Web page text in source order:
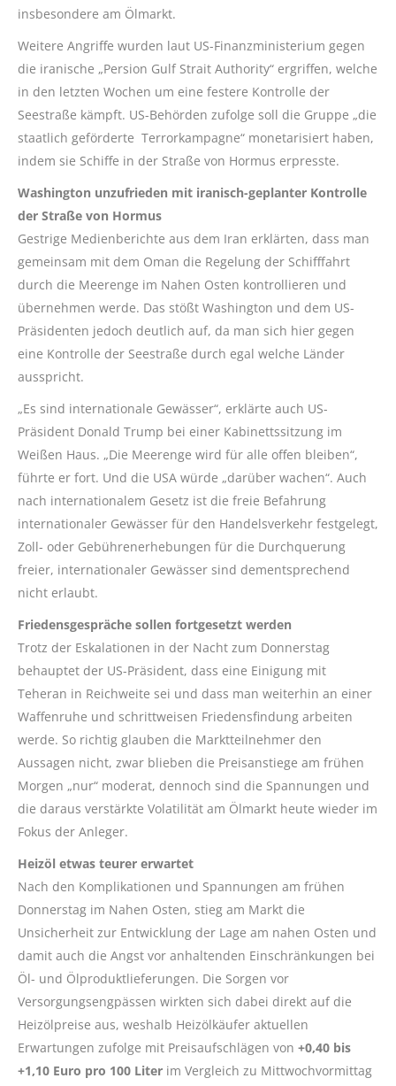
insbesondere am Ölmarkt.
Weitere Angriffe wurden laut US-Finanzministerium gegen
die iranische „Persion Gulf Strait Authority“ ergriffen, welche
in den letzten Wochen um eine festere Kontrolle der
Seestraße kämpft. US-Behörden zufolge soll die Gruppe „die
staatlich geförderte Terrorkampagne“ monetarisiert haben,
indem sie Schiffe in der Straße von Hormus erpresste.
Washington unzufrieden mit iranisch-geplanter Kontrolle
der Straße von Hormus
Gestrige Medienberichte aus dem Iran erklärten, dass man
gemeinsam mit dem Oman die Regelung der Schifffahrt
durch die Meerenge im Nahen Osten kontrollieren und
übernehmen werde. Das stößt Washington und dem US-
Präsidenten jedoch deutlich auf, da man sich hier gegen
eine Kontrolle der Seestraße durch egal welche Länder
ausspricht.
„Es sind internationale Gewässer“, erklärte auch US-
Präsident Donald Trump bei einer Kabinettssitzung im
Weißen Haus. „Die Meerenge wird für alle offen bleiben“,
führte er fort. Und die USA würde „darüber wachen“. Auch
nach internationalem Gesetz ist die freie Befahrung
internationaler Gewässer für den Handelsverkehr festgelegt,
Zoll- oder Gebührenerhebungen für die Durchquerung
freier, internationaler Gewässer sind dementsprechend
nicht erlaubt.
Friedensgespräche sollen fortgesetzt werden
Trotz der Eskalationen in der Nacht zum Donnerstag
behauptet der US-Präsident, dass eine Einigung mit
Teheran in Reichweite sei und dass man weiterhin an einer
Waffenruhe und schrittweisen Friedensfindung arbeiten
werde. So richtig glauben die Marktteilnehmer den
Aussagen nicht, zwar blieben die Preisanstiege am frühen
Morgen „nur“ moderat, dennoch sind die Spannungen und
die daraus verstärkte Volatilität am Ölmarkt heute wieder im
Fokus der Anleger.
Heizöl etwas teurer erwartet
Nach den Komplikationen und Spannungen am frühen
Donnerstag im Nahen Osten, stieg am Markt die
Unsicherheit zur Entwicklung der Lage am nahen Osten und
damit auch die Angst vor anhaltenden Einschränkungen bei
Öl- und Ölproduktlieferungen. Die Sorgen vor
Versorgungsengpässen wirkten sich dabei direkt auf die
Heizölpreise aus, weshalb Heizölkäufer aktuellen
Erwartungen zufolge mit Preisaufschlägen von +0,40 bis
+1,10 Euro pro 100 Liter im Vergleich zu Mittwochvormittag